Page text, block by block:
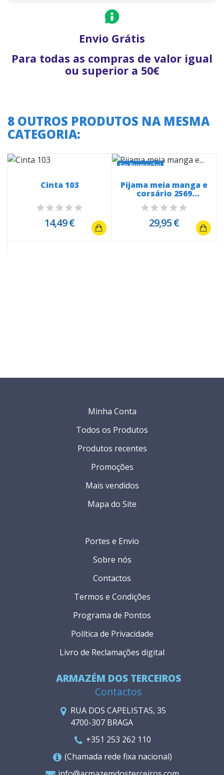
Envio Grátis
Para todas as compras de valor igual
ou superior a 50€
8 OUTROS PRODUTOS NA MESMA
CATEGORIA:
Cinta 103
14,49 €
Em Promoção!
Pijama meia manga e
corsário 2569
florzinhas
29,95 €
ARMAZÉM DOS TERCEIROS
Contactos
RUA DOS CAPELISTAS, 35
4700-307 BRAGA
+351 253 262 110
(Chamada rede fixa nacional)
Portes e Envio
Sobre nós
Contactos
Termos e Condições
Programa de Pontos
Política de Privacidade
Livro de Reclamações digital
Minha Conta
Todos os Produtos
Produtos recentes
Promoções
Mais vendidos
Mapa do Site